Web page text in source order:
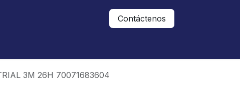
Contáctenos
3M 26H 70071683604